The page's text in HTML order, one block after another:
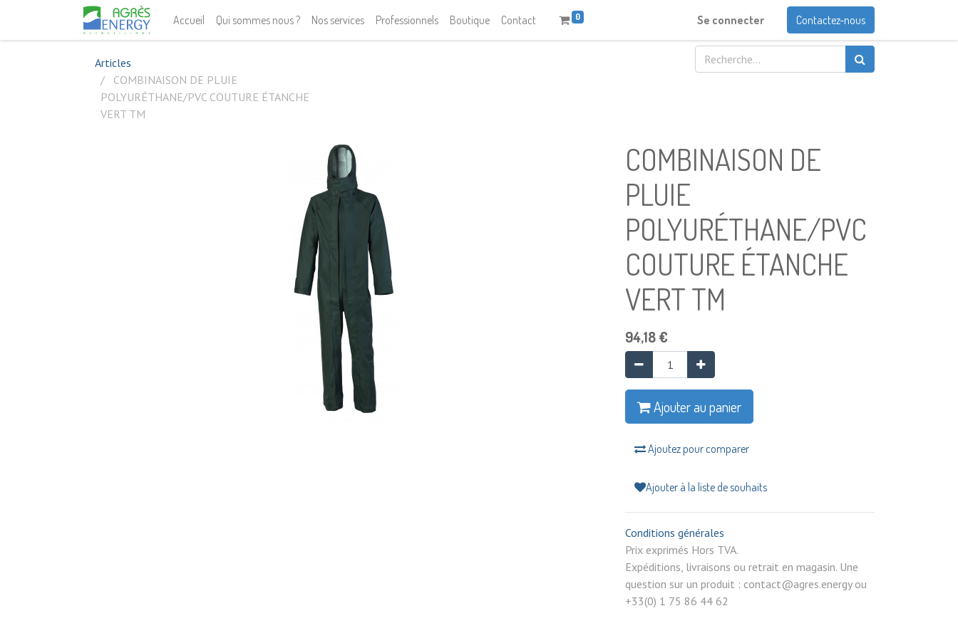
Accueil Qui sommes nous ? Nos services Professionnels Boutique Contact 0 Se connecter Contactez-nous
Articles
COMBINAISON DE PLUIE
POLYURÉTHANE/PVC COUTURE ÉTANCHE
VERT TM
COMBINAISON DE
PLUIE
POLYURÉTHANE/PVC
COUTURE ÉTANCHE
VERT TM
94,18€
Ajouter au panier
Ajoutez pour comparer
Ajouter à la liste de souhaits
Conditions générales
Prix exprimés Hors TVA.
Expéditions, livraisons ou retrait en magasin. Une
question sur un produit : contact@agres.energy ou
+33(0) 1 75 86 44 62